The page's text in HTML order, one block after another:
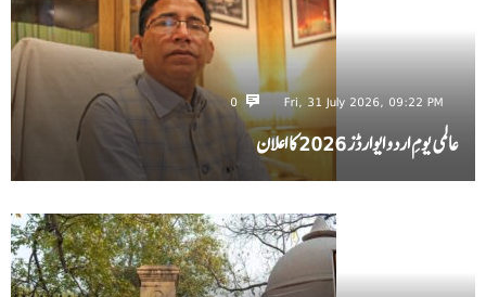
Fri, 31 July 2026, 09:22 PM
0
عالمی یومِ اردو ایوارڈز 2026 کا اعلان